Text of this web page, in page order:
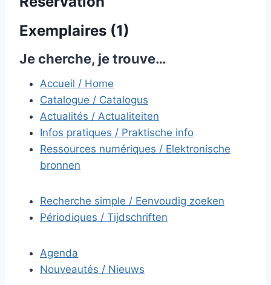
Exemplaires (1)
Je cherche, je trouve…
Accueil / Home
Catalogue / Catalogus
Actualités / Actualiteiten
Infos pratiques / Praktische info
Ressources numériques / Elektronische
bronnen
Recherche simple / Eenvoudig zoeken
Périodiques / Tijdschriften
Agenda
Nouveautés / Nieuws